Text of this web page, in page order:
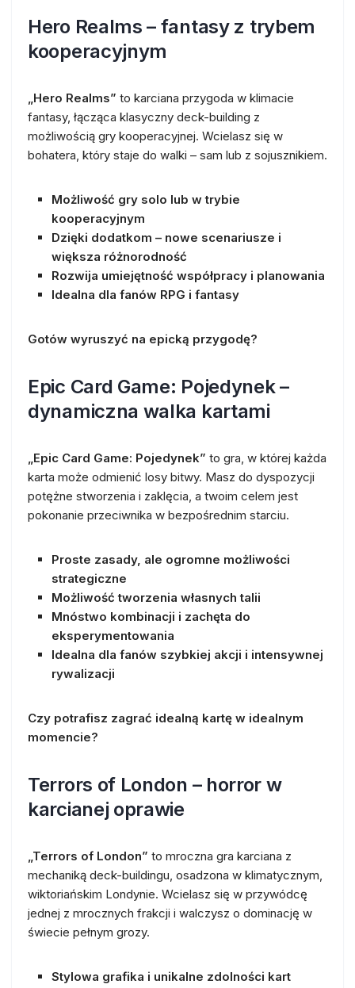
Hero Realms – fantasy z trybem
kooperacyjnym
„Hero Realms” to karciana przygoda w klimacie
fantasy, łącząca klasyczny deck-building z
możliwością gry kooperacyjnej. Wcielasz się w
bohatera, który staje do walki – sam lub z sojusznikiem.
Możliwość gry solo lub w trybie
kooperacyjnym
Dzięki dodatkom – nowe scenariusze i
większa różnorodność
Rozwija umiejętność współpracy i planowania
Idealna dla fanów RPG i fantasy
Gotów wyruszyć na epicką przygodę?
Epic Card Game: Pojedynek –
dynamiczna walka kartami
„Epic Card Game: Pojedynek” to gra, w której każda
karta może odmienić losy bitwy. Masz do dyspozycji
potężne stworzenia i zaklęcia, a twoim celem jest
pokonanie przeciwnika w bezpośrednim starciu.
Proste zasady, ale ogromne możliwości
strategiczne
Możliwość tworzenia własnych talii
Mnóstwo kombinacji i zachęta do
eksperymentowania
Idealna dla fanów szybkiej akcji i intensywnej
rywalizacji
Czy potrafisz zagrać idealną kartę w idealnym
momencie?
Terrors of London – horror w
karcianej oprawie
„Terrors of London” to mroczna gra karciana z
mechaniką deck-buildingu, osadzona w klimatycznym,
wiktoriańskim Londynie. Wcielasz się w przywódcę
jednej z mrocznych frakcji i walczysz o dominację w
świecie pełnym grozy.
Stylowa grafika i unikalne zdolności kart